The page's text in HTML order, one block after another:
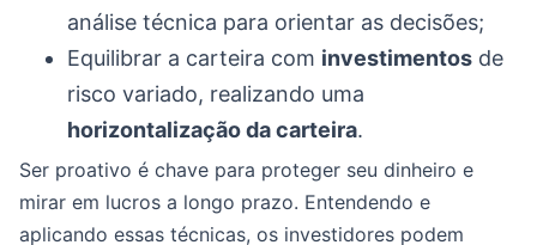
análise técnica para orientar as decisões;
Equilibrar a carteira com investimentos de
risco variado, realizando uma
horizontalização da carteira.
Ser proativo é chave para proteger seu dinheiro e
mirar em lucros a longo prazo. Entendendo e
aplicando essas técnicas, os investidores podem